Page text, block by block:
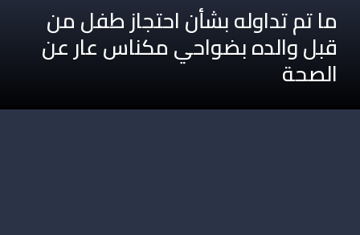
ما تم تداوله بشأن احتجاز طفل من
قبل والده بضواحي مكناس عار عن
الصحة